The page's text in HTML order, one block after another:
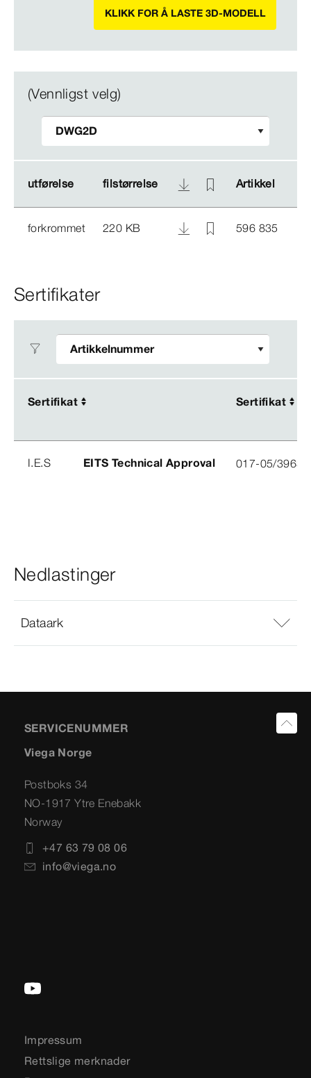
KLIKK FOR Å LASTE 3D-MODELL
(Vennligst velg)
utførelse filstørrelse Artikkel
utførelse filstørrelse Artikkel
forkrommet 220 KB 596 835
Sertifikater
Sertifikat Sertifikat
Sertifikat Sertifikat
I.E.S EITS Technical Approval 017-05/3963-
Nedlastinger
Dataark
SERVICENUMMER
Viega Norge
Postboks 34
NO-1917 Ytre Enebakk
Norway
+47 63 79 08 06
info@viega.no
Impressum
Rettslige merknader